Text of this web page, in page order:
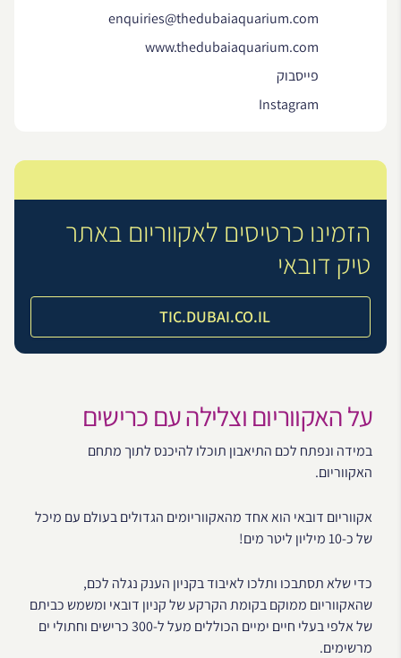
enquiries@thedubaiaquarium.com
www.thedubaiaquarium.com
פייסבוק
Instagram
הזמינו כרטיסים לאקווריום באתר
טיק דובאי
TIC.DUBAI.CO.IL
על האקווריום וצלילה עם כרישים
במידה ונפתח לכם התיאבון תוכלו להיכנס לתוך מתחם
האקווריום.
אקווריום דובאי הוא אחד מהאקווריומים הגדולים בעולם עם מיכל
של כ-10 מיליון ליטר מים!
כדי שלא תסתבכו ותלכו לאיבוד בקניון הענק נגלה לכם,
שהאקווריום ממוקם בקומת הקרקע של קניון דובאי ומשמש כביתם
של אלפי בעלי חיים ימיים הכוללים מעל ל-300 כרישים וחתולי ים
מרשימים.